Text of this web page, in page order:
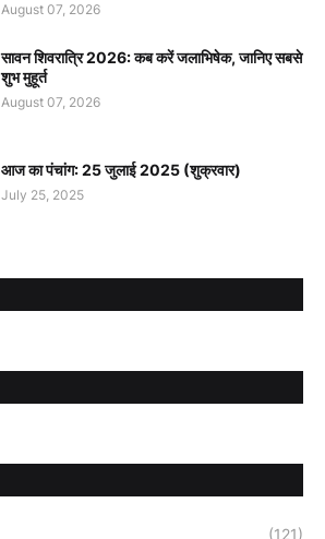
August 07, 2026
सावन शिवरात्रि 2026: कब करें जलाभिषेक, जानिए सबसे
शुभ मुहूर्त
August 07, 2026
आज का पंचांग: 25 जुलाई 2025 (शुक्रवार)
July 25, 2025
(121)